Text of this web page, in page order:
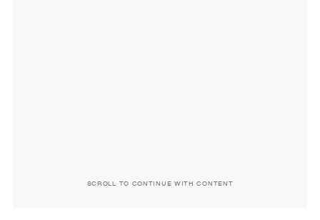
SCROLL TO CONTINUE WITH CONTENT